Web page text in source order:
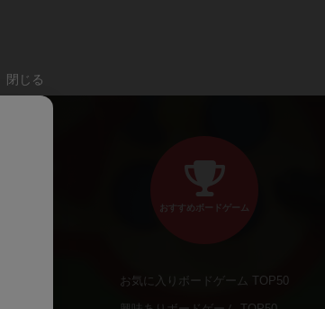
閉じる
おすすめボードゲーム
お気に入りボードゲーム TOP50